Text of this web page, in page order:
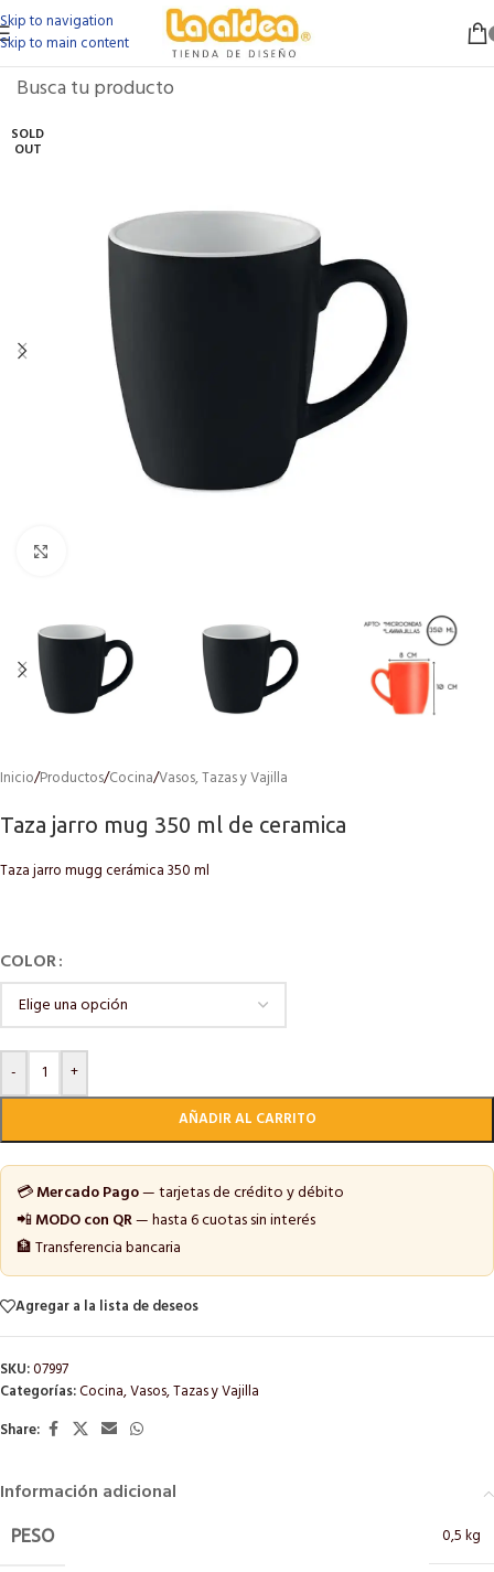
Skip to navigation
Skip to main content
SOLD
OUT
Inicio/Productos/Cocina/Vasos, Tazas y Vajilla
Taza jarro mug 350 ml de ceramica
Taza jarro mugg cerámica 350 ml
COLOR
-
+
AÑADIR AL CARRITO
💳Mercado Pago— tarjetas de crédito y débito
📲MODO con QR— hasta 6 cuotas sin interés
🏦 Transferencia bancaria
Agregar a la lista de deseos
SKU:07997
Categorías:Cocina,Vasos, Tazas y Vajilla
Share:
Información adicional
PESO 0,5 kg